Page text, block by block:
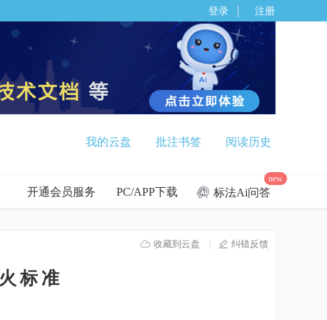
登录 注册
我的云盘 批注书签 阅读历史
开通会员服务 PC/APP下载 标法Ai问答
new
收藏到云盘 纠错反馈
标准